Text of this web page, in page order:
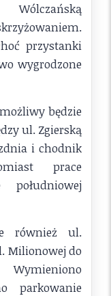
przystanki
wygrodzone
będzie
ul. Zgierską
i chodnik
prace
również ul.
Milionowej do
parkowanie